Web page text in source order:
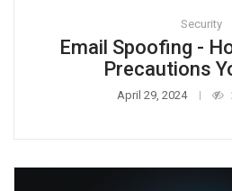
Security
Email Spoofing -
Precautions
April 29, 2024